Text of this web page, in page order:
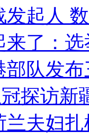
起人
了：
队发
探访新
兰夫妇